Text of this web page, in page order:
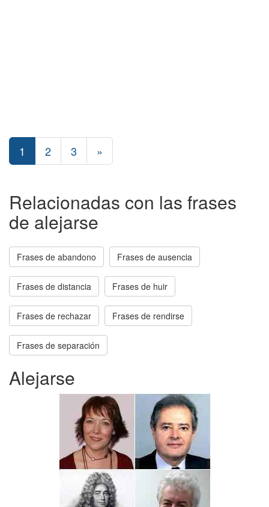
1 2 3 »
Relacionadas con las frases
de alejarse
Frases de abandono Frases de ausencia
Frases de distancia Frases de huir
Frases de rechazar Frases de rendirse
Frases de separación
Alejarse